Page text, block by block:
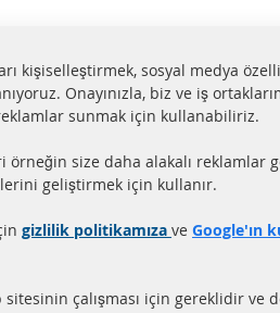
içerisinde gönderim
stokta bulunmaktadır
kişiselleştirmek, sosyal medya
Onayınızla, biz ve iş
sunmak için kullanabiliriz.
örneğin size daha alakalı reklamlar
geliştirmek için kullanır.
gizlilik politikamıza ve Google'ın
sitesinin çalışması için gereklidir ve